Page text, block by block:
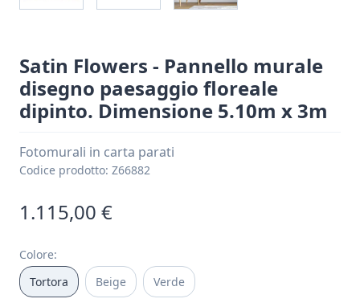
Satin Flowers - Pannello murale
disegno paesaggio floreale
dipinto. Dimensione 5.10m x 3m
Fotomurali in carta parati
Codice prodotto: Z66882
1.115,00 €
Colore:
Tortora
Beige Verde